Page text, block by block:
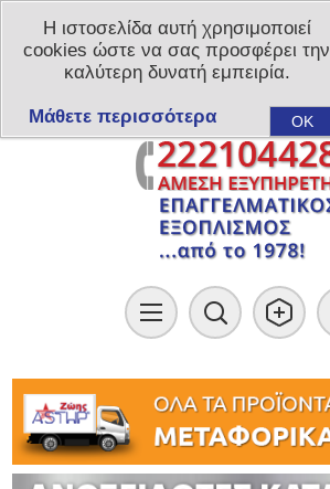
Η ιστοσελίδα αυτή χρησιμοποιεί
cookies ώστε να σας προσφέρει την
καλύτερη δυνατή εμπειρία.
OK
Μάθετε περισσότερα